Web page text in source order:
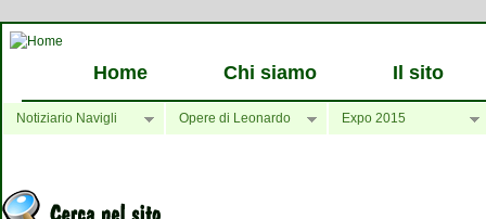
Home Chi siamo Il sito
Notiziario Navigli Opere di Leonardo Expo 2015